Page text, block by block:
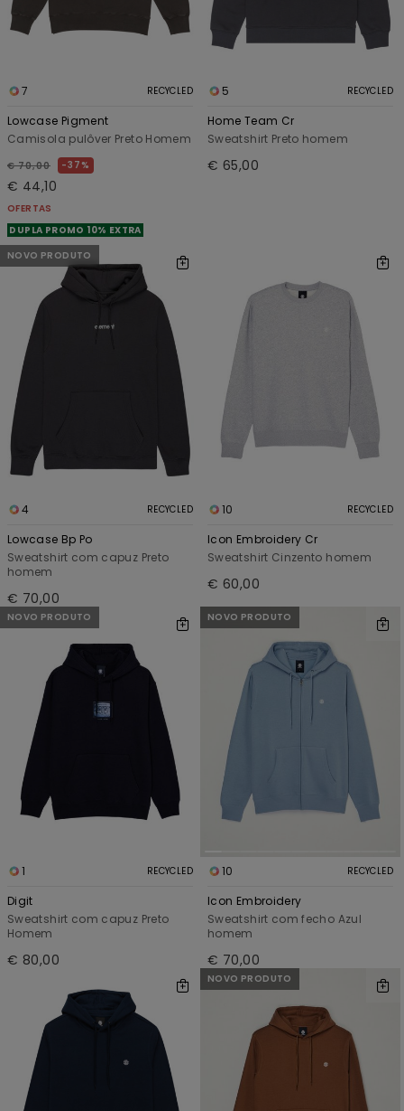
7 RECYCLED
Lowcase Pigment
Camisola pulôver Preto Homem
€ 70,00 37%
€ 44,10
OFERTAS
DUPLA PROMO 10% EXTRA
5 RECYCLED
Home Team Cr
Sweatshirt Preto homem
€ 65,00
NOVO PRODUTO
4 RECYCLED
Lowcase Bp Po
Sweatshirt com capuz Preto
homem
€ 70,00
10 RECYCLED
Icon Embroidery Cr
Sweatshirt Cinzento homem
€ 60,00
NOVO PRODUTO
1 RECYCLED
Digit
Sweatshirt com capuz Preto
Homem
€ 80,00
NOVO PRODUTO
10 RECYCLED
Icon Embroidery
Sweatshirt com fecho Azul
homem
€ 70,00
NOVO PRODUTO